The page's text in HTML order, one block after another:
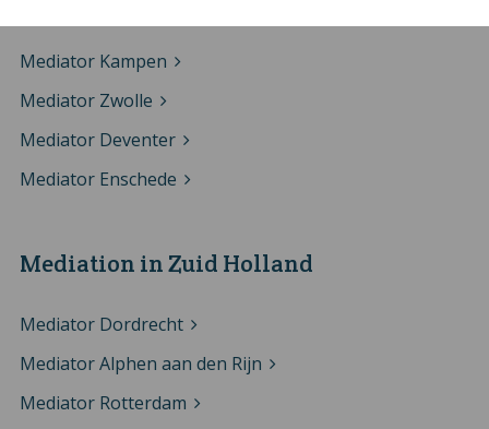
Mediator Kampen
Mediator Zwolle
Mediator Deventer
Mediator Enschede
Mediation in Zuid Holland
Mediator Dordrecht
Mediator Alphen aan den Rijn
Mediator Rotterdam